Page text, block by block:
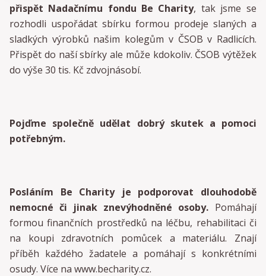
přispět Nadačnímu fondu Be Charity, tak jsme se
rozhodli uspořádat sbírku formou prodeje slaných a
sladkých výrobků našim kolegům v ČSOB v Radlicích.
Přispět do naší sbírky ale může kdokoliv. ČSOB výtěžek
do výše 30 tis. Kč zdvojnásobí.
Pojďme společně udělat dobrý skutek a pomoci
potřebným.
Posláním Be Charity je podporovat dlouhodobě
nemocné či jinak znevýhodněné osoby. Pomáhají
formou finančních prostředků na léčbu, rehabilitaci či
na koupi zdravotních pomůcek a materiálu. Znají
příběh každého žadatele a pomáhají s konkrétními
osudy. Více na www.becharity.cz.